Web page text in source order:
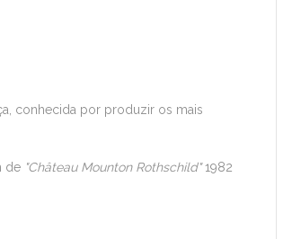
conhecida por produzir os mais
de "Château Mounton Rothschild"1982